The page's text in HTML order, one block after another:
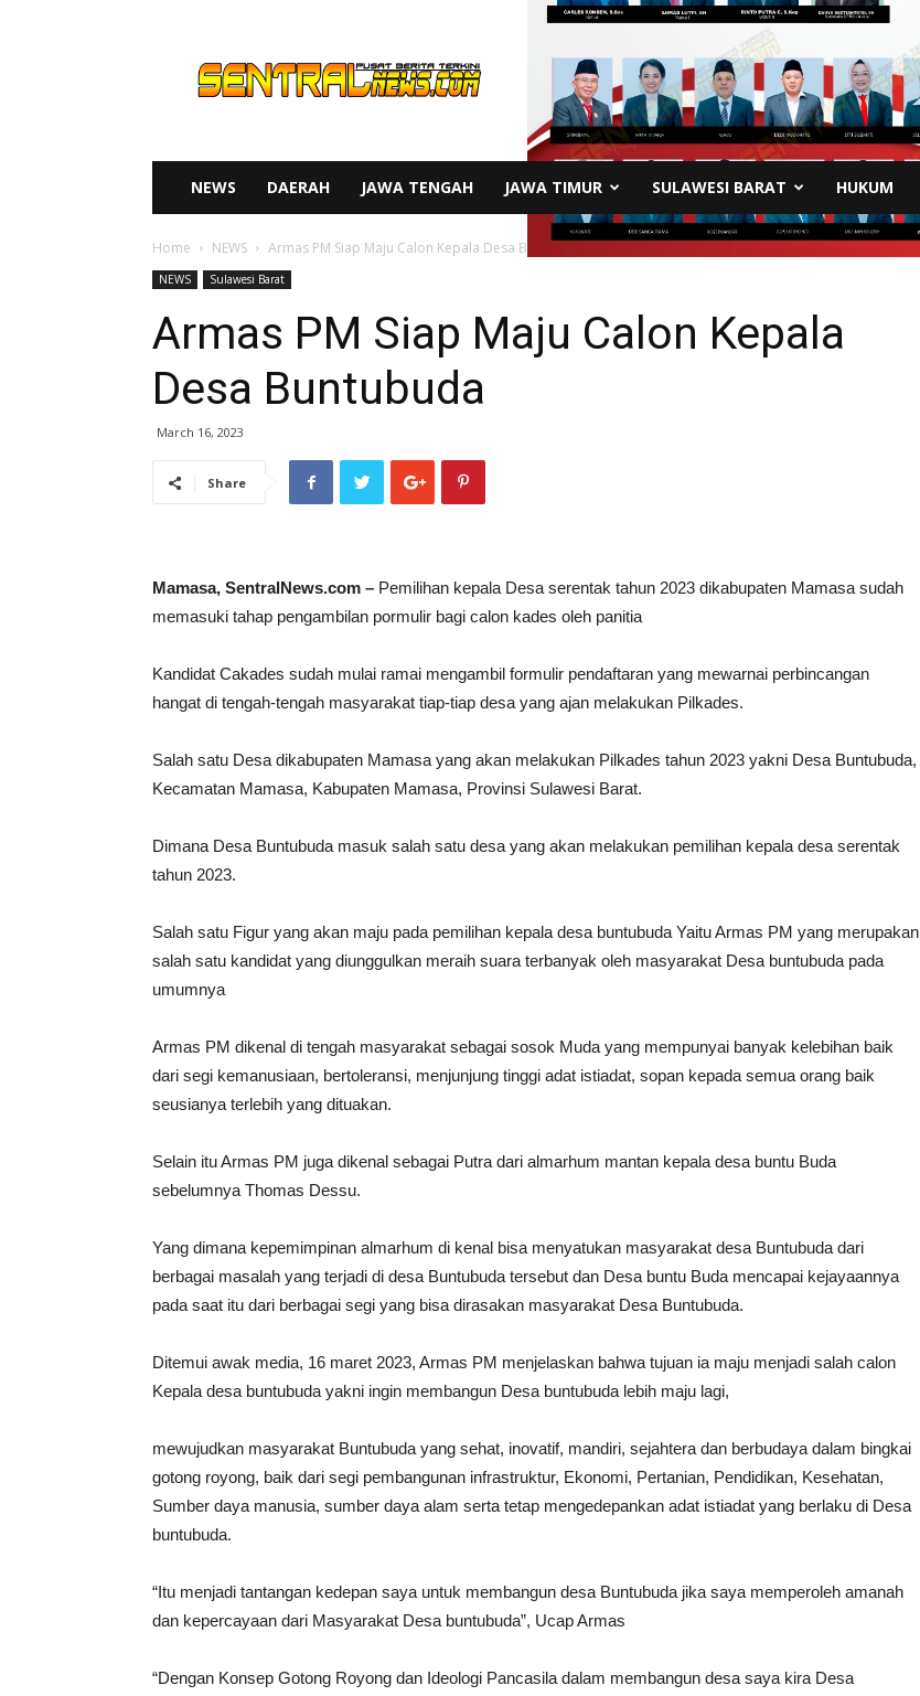
NEWS
NEWS DAERAH JAWA TENGAH JAWA TIMUR SULAWESI BARAT HUKUM
Home NEWS Armas PM Siap Maju Calon Kepala Desa Buntubuda
NEWS Sulawesi Barat
Armas PM Siap Maju Calon Kepala
Desa Buntubuda
March 16, 2023
Share
Mamasa, SentralNews.com – Pemilihan kepala Desa serentak tahun 2023 dikabupaten Mamasa sudah
memasuki tahap pengambilan pormulir bagi calon kades oleh panitia
Kandidat Cakades sudah mulai ramai mengambil formulir pendaftaran yang mewarnai perbincangan
hangat di tengah-tengah masyarakat tiap-tiap desa yang ajan melakukan Pilkades.
Salah satu Desa dikabupaten Mamasa yang akan melakukan Pilkades tahun 2023 yakni Desa Buntubuda,
Kecamatan Mamasa, Kabupaten Mamasa, Provinsi Sulawesi Barat.
Dimana Desa Buntubuda masuk salah satu desa yang akan melakukan pemilihan kepala desa serentak
tahun 2023.
Salah satu Figur yang akan maju pada pemilihan kepala desa buntubuda Yaitu Armas PM yang merupakan
salah satu kandidat yang diunggulkan meraih suara terbanyak oleh masyarakat Desa buntubuda pada
umumnya
Armas PM dikenal di tengah masyarakat sebagai sosok Muda yang mempunyai banyak kelebihan baik
dari segi kemanusiaan, bertoleransi, menjunjung tinggi adat istiadat, sopan kepada semua orang baik
seusianya terlebih yang dituakan.
Selain itu Armas PM juga dikenal sebagai Putra dari almarhum mantan kepala desa buntu Buda
sebelumnya Thomas Dessu.
Yang dimana kepemimpinan almarhum di kenal bisa menyatukan masyarakat desa Buntubuda dari
berbagai masalah yang terjadi di desa Buntubuda tersebut dan Desa buntu Buda mencapai kejayaannya
pada saat itu dari berbagai segi yang bisa dirasakan masyarakat Desa Buntubuda.
Ditemui awak media, 16 maret 2023, Armas PM menjelaskan bahwa tujuan ia maju menjadi salah calon
Kepala desa buntubuda yakni ingin membangun Desa buntubuda lebih maju lagi,
mewujudkan masyarakat Buntubuda yang sehat, inovatif, mandiri, sejahtera dan berbudaya dalam bingkai
gotong royong, baik dari segi pembangunan infrastruktur, Ekonomi, Pertanian, Pendidikan, Kesehatan,
Sumber daya manusia, sumber daya alam serta tetap mengedepankan adat istiadat yang berlaku di Desa
buntubuda.
“Itu menjadi tantangan kedepan saya untuk membangun desa Buntubuda jika saya memperoleh amanah
dan kepercayaan dari Masyarakat Desa buntubuda”, Ucap Armas
“Dengan Konsep Gotong Royong dan Ideologi Pancasila dalam membangun desa saya kira Desa